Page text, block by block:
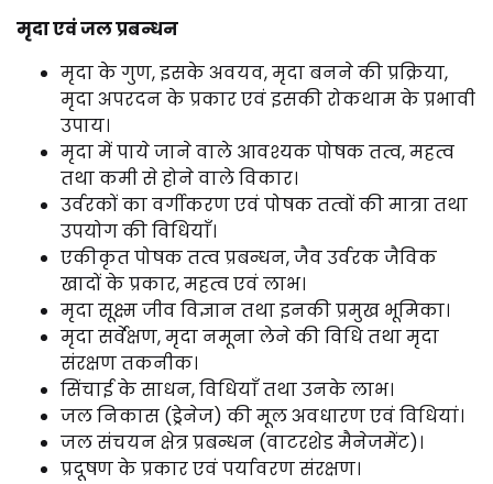
मृदा एवं जल प्रबन्धन
मृदा के गुण, इसके अवयव, मृदा बनने की प्रक्रिया,
मृदा अपरदन के प्रकार एवं इसकी रोकथाम के प्रभावी
उपाय।
मृदा में पाये जाने वाले आवश्यक पोषक तत्व, महत्व
तथा कमी से होने वाले विकार।
उर्वरकों का वर्गीकरण एवं पोषक तत्वों की मात्रा तथा
उपयोग की विधियाँ।
एकीकृत पोषक तत्व प्रबन्धन, जैव उर्वरक जैविक
खादों के प्रकार, महत्व एवं लाभ।
मृदा सूक्ष्म जीव विज्ञान तथा इनकी प्रमुख भूमिका।
मृदा सर्वेक्षण, मृदा नमूना लेने की विधि तथा मृदा
संरक्षण तकनीक।
सिंचाई के साधन, विधियाँ तथा उनके लाभ।
जल निकास (ड्रेनेज) की मूल अवधारण एवं विधियां।
जल संचयन क्षेत्र प्रबन्धन (वाटरशेड मैनेजमेंट)।
प्रदूषण के प्रकार एवं पर्यावरण संरक्षण।